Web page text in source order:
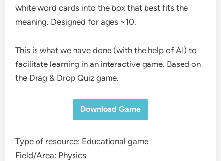
white word cards into the box that best fits the
meaning. Designed for ages ~10.
This is what we have done (with the help of AI) to
facilitate learning in an interactive game. Based on
the Drag & Drop Quiz game.
Download Game
Type of resource: Educational game
Field/Area: Physics